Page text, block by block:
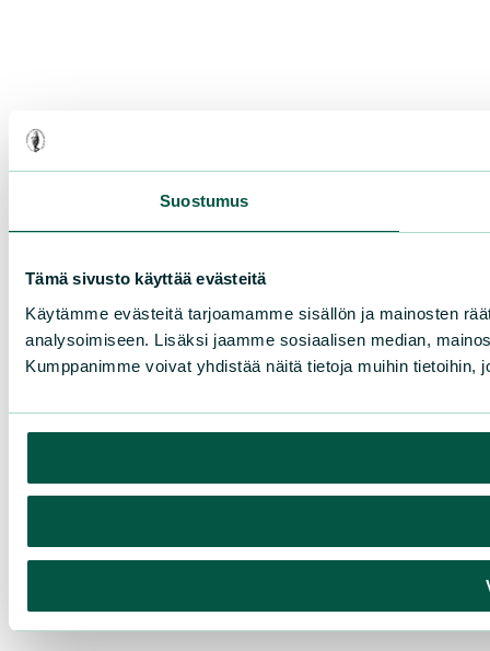
Suostumus
Tämä sivusto käyttää evästeitä
Käytämme evästeitä tarjoamamme sisällön ja mainosten
analysoimiseen. Lisäksi jaamme sosiaalisen median,
Kumppanimme voivat yhdistää näitä tietoja muihin tietoihin,